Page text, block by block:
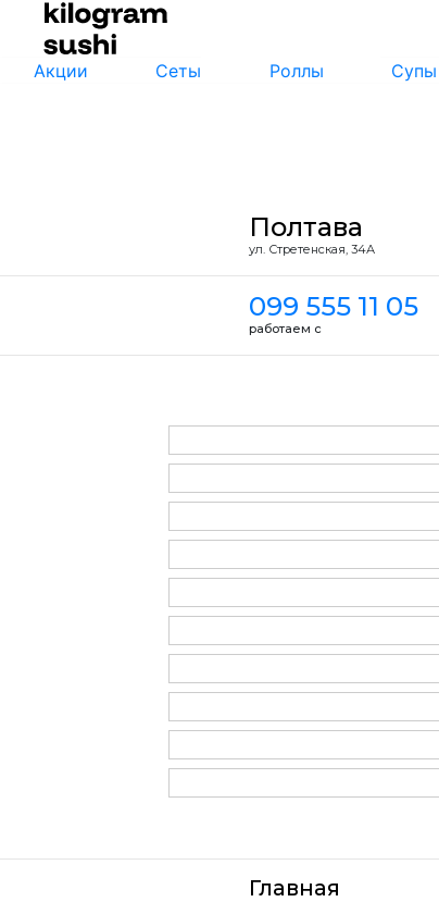
Акции Сеты Роллы Супы
Полтава
ул. Стретенская, 34А
099 555 11 05
работаем с
Главная